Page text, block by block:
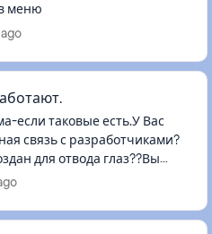
меню
если таковые есть.У Вас
связь с разработчиками?
для отвода глаз??Вы
над игроками???После